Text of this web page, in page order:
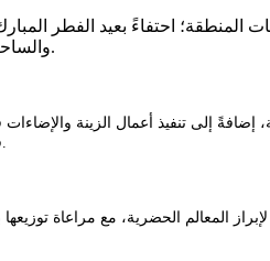
المنطقة؛ احتفاءً بعيد الفطر
والساحات العامة، بما يعكس أجواء البهجة ويُبرز المظهر الحضري للمدينة خلال أيام العيد.
في إضفاء طابع جمالي متكامل يعزز من جاذبية المواقع، ويهيئ بيئة احتفالية للأهالي والزوار.